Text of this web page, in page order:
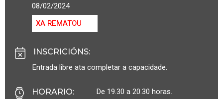
08/02/2024
XA REMATOU
INSCRICIÓNS:
Entrada libre ata completar a capacidade.
HORARIO: De 19.30 a 20.30 horas.